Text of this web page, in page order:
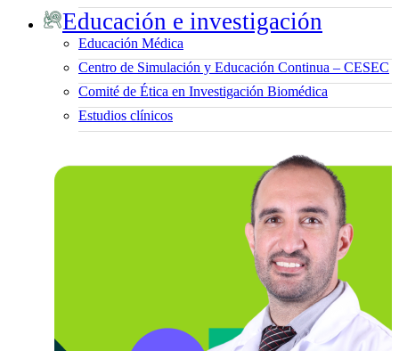
Educación e investigación
Educación Médica
Centro de Simulación y Educación Continua – CESEC
Comité de Ética en Investigación Biomédica
Estudios clínicos